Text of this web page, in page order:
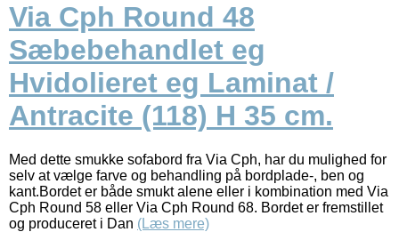
Via Cph Round 48
Sæbebehandlet eg
Hvidolieret eg Laminat /
Antracite (118) H 35 cm.
Med dette smukke sofabord fra Via Cph, har du mulighed for
selv at vælge farve og behandling på bordplade-, ben og
kant.Bordet er både smukt alene eller i kombination med Via
Cph Round 58 eller Via Cph Round 68. Bordet er fremstillet
og produceret i Dan (Læs mere)